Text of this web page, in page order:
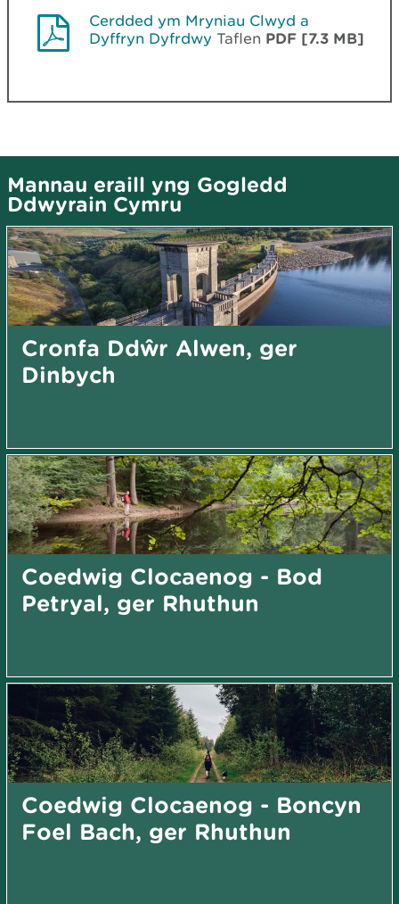
Cerdded ym Mryniau Clwyd a
Dyffryn Dyfrdwy Taflen PDF [7.3 MB]
Mannau eraill yng Gogledd
Ddwyrain Cymru
Cronfa Ddŵr Alwen, ger
Dinbych
Coedwig Clocaenog - Bod
Petryal, ger Rhuthun
Coedwig Clocaenog - Boncyn
Foel Bach, ger Rhuthun